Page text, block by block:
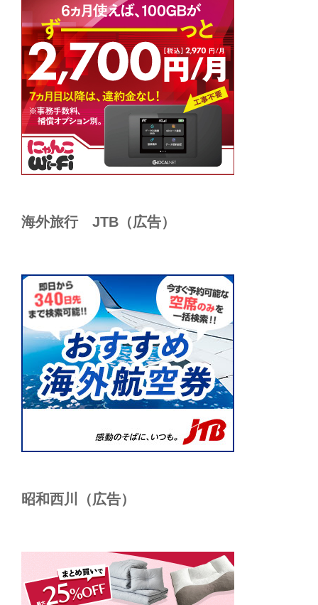
海外旅行 JTB（広告）
昭和西川（広告）